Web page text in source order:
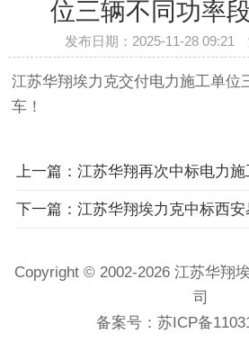
位三辆不同功率
发布日期：2025-11-28 09:21
江苏华翔埃力克交付电力施工单位
车！
Copyright © 2002-2026 江苏华翔
司
备案号： 苏ICP备